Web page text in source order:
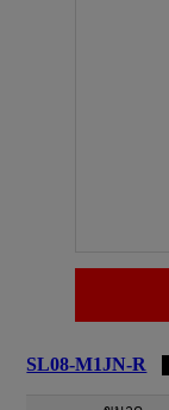
SL08-M1JN-R